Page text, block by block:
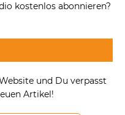
kostenlos abonnieren?
und Du verpasst
Artikel!